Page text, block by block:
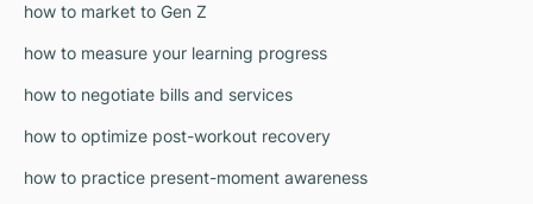
how to market to Gen Z
how to measure your learning progress
how to negotiate bills and services
how to optimize post-workout recovery
how to practice present-moment awareness